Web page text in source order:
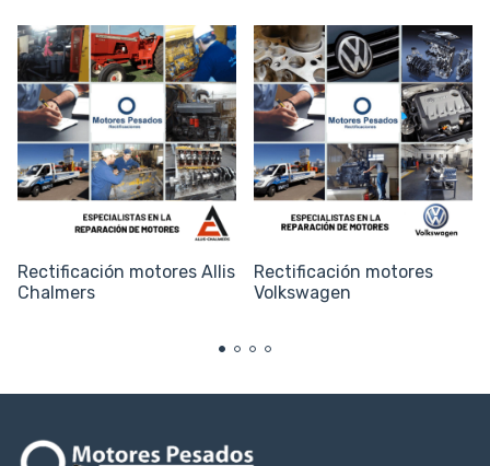
Rectificación motores Allis
Chalmers
Rectificación motores
Volkswagen